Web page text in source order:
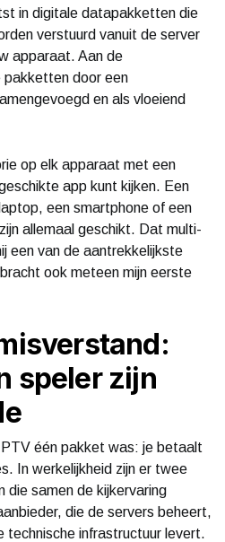
in digitale datapakketten die
verstuurd vanuit de server
apparaat. Aan de
door een
en als vloeiend
op elk apparaat met een
app kunt kijken. Een
een smartphone of een
allemaal geschikt. Dat multi-
een van de aantrekkelijkste
ook meteen mijn eerste
speler zijn
één pakket was: je betaalt
In werkelijkheid zijn er twee
die samen de kijkervaring
die de servers beheert,
technische infrastructuur levert.